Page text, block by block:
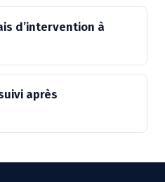
d’intervention à
après